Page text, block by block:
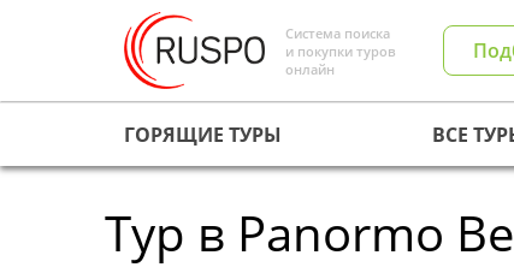
Система поиска
и покупки туров
онлайн
ГОРЯЩИЕ ТУРЫ ВСЕ
Тур в Panormo